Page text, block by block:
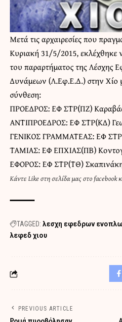
Μετά τις αρχαιρεσίες που
Κυριακή 31/5/2015, εκλέχθηκε
του παραρτήματος της Λέσχης
Δυνάμεων (Λ.Εφ.Ε.Δ.) στην Χίο
σύνθεση:
ΠΡΟΕΔΡΟΣ: ΕΦ ΣΤΡ(ΠΖ)
ΑΝΤΙΠΡΟΕΔΡΟΣ: EΦ ΣΤΡ(ΚΔ)
ΓΕΝΙΚΟΣ ΓΡΑΜΜΑΤΕΑΣ: EΦ
ΤΑΜΙΑΣ: ΕΦ ΕΠΧΙΑΣ(ΠΒ)
ΕΦΟΡΟΣ: ΕΦ ΣΤΡ(ΤΘ)
ΚάντεLike στη σελίδα μας στο facebook
TAGGED: λεσχη εφεδρων
λεφεδ χιου
PREVIOUS ARTICLE